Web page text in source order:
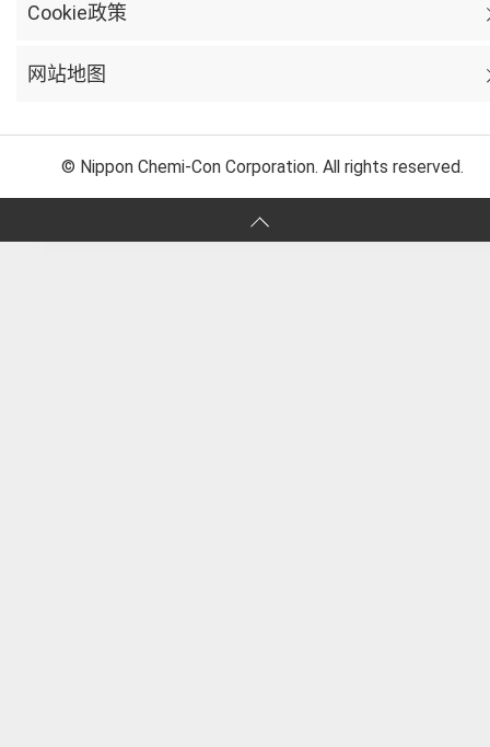
Cookie政策
网站地图
© Nippon Chemi-Con Corporation. All rights reserved.